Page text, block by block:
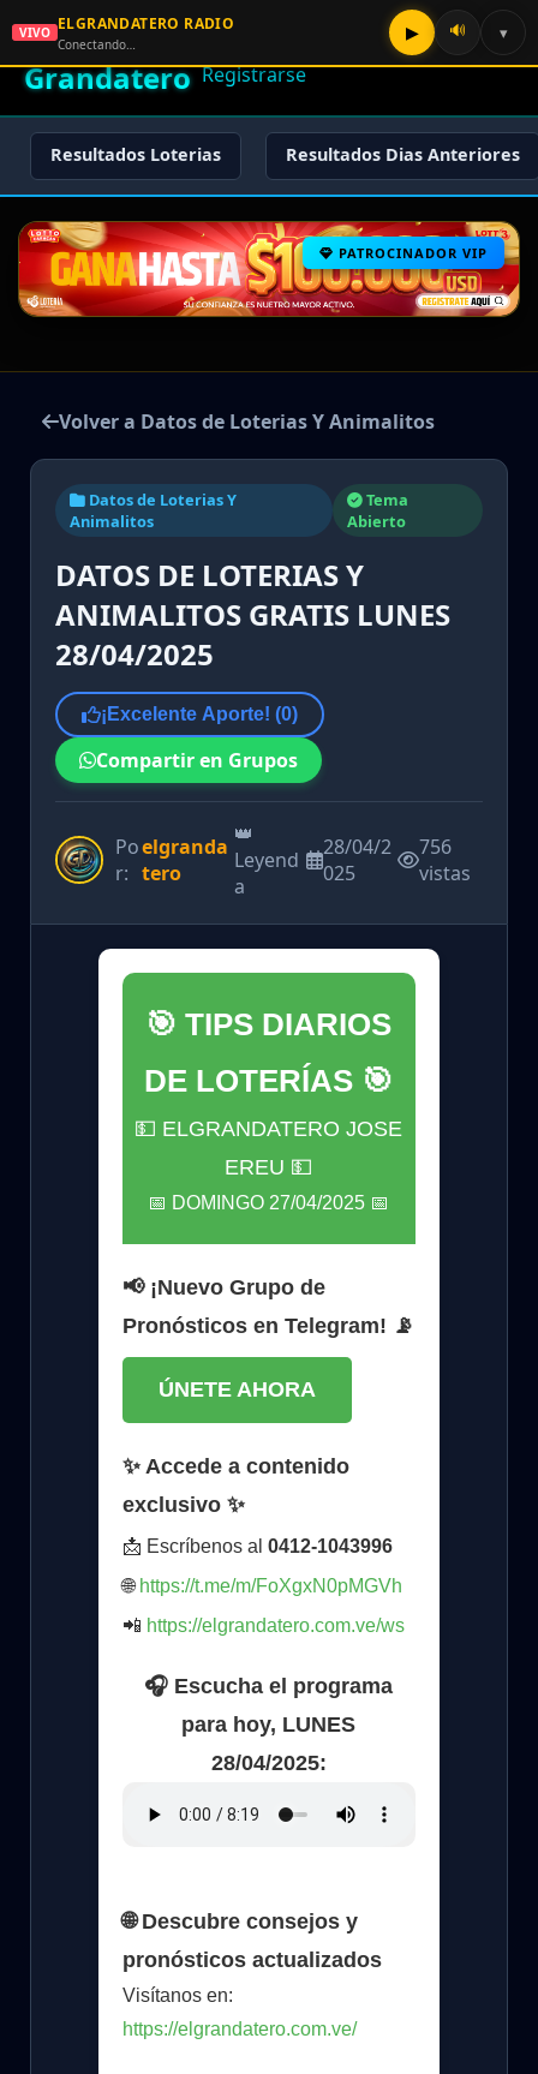
🌟 El
Grandatero
🔑 Iniciar Sesión
📝
Registrarse
Resultados Loterias Resultados Dias Anteriores
PATROCINADOR VIP
Volver a Datos de Loterias Y Animalitos
Datos de Loterias Y
Animalitos
Tema
Abierto
DATOS DE LOTERIAS Y
ANIMALITOS GRATIS LUNES
28/04/2025
¡Excelente Aporte! (0)
Compartir en Grupos
Po
r:
elgranda
tero
👑
Leyend
a
28/04/2
025
756
vistas
🎯 TIPS DIARIOS
DE LOTERÍAS 🎯
💵 ELGRANDATERO JOSE
EREU 💵
📅 DOMINGO 27/04/2025 📅
📢 ¡Nuevo Grupo de
Pronósticos en Telegram! 📡
ÚNETE AHORA
✨ Accede a contenido
exclusivo ✨
📩 Escríbenos al 0412-1043996
🌐 https://t.me/m/FoXgxN0pMGVh
📲 https://elgrandatero.com.ve/ws
🎧 Escucha el programa
para hoy, LUNES
28/04/2025:
🌐 Descubre consejos y
pronósticos actualizados
Visítanos en:
https://elgrandatero.com.ve/
VIVO ELGRANDATERO RADIO
Conectando…
▶ 🔊 ▾